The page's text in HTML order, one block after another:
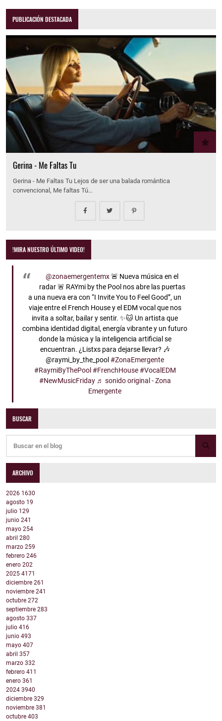
PUBLICACIÓN DESTACADA
Gerina - Me Faltas Tu
Gerina - Me Faltas Tu Lejos de ser una balada romántica
convencional, Me faltas Tú…
!MIRA NUESTRO ÚLTIMO VIDEO!
@zonaemergentemx🚨 Nueva música en el
radar 🚨 RAYmi by the Pool nos abre las puertas
a una nueva era con “I Invite You to Feel Good”, un
viaje entre el French House y el EDM vocal que nos
invita a soltar, bailar y sentir. ✨🐱 Un artista que
combina identidad digital, energía vibrante y un futuro
donde la música y la inteligencia artificial se
encuentran. ¿Listxs para dejarse llevar? 🎶
@raymi_by_the_pool#ZonaEmergente
#RaymiByThePool #FrenchHouse #VocalEDM
#NewMusicFriday ♬ sonido original - Zona
Emergente
BUSCAR
ARCHIVO
2026 1630
agosto 19
julio 129
junio 241
mayo 254
abril 280
marzo 259
febrero 246
enero 202
2025 4171
diciembre 261
noviembre 241
octubre 272
septiembre 283
agosto 337
julio 416
junio 493
mayo 407
abril 357
marzo 332
febrero 411
enero 361
2024 3940
diciembre 329
noviembre 381
octubre 403